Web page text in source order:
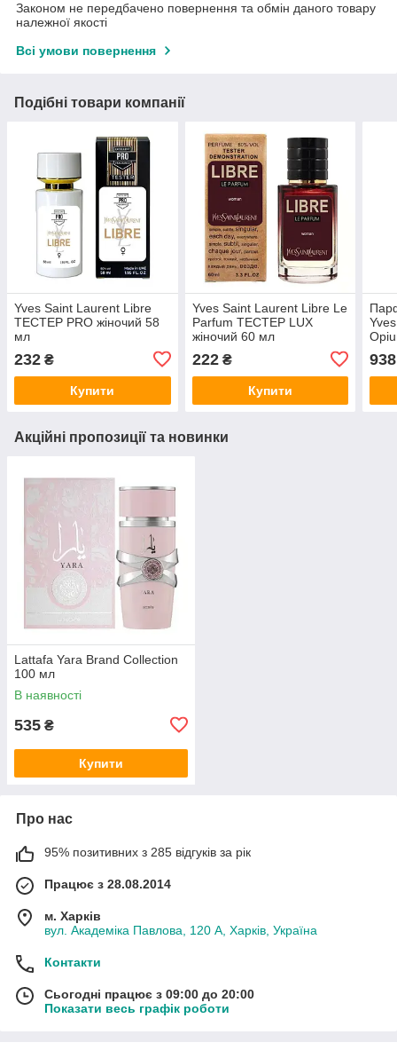
Законом не передбачено повернення та обмін даного товару
належної якості
Всі умови повернення
Подібні товари компанії
Yves Saint Laurent Libre
ТЕСТЕР PRO жіночий 58
мл
232 ₴
Купити
Yves Saint Laurent Libre Le
Parfum ТЕСТЕР LUX
жіночий 60 мл
222₴
Купити
938
Акційні пропозиції та новинки
Lattafa Yara Brand Collection
100 мл
В наявності
535 ₴
Купити
Про нас
95% позитивних з 285 відгуків за рік
Працює з 28.08.2014
м. Харків
вул. Академіка Павлова, 120 А, Харків, Україна
Контакти
Сьогодні працює з 09:00 до 20:00
Показати весь графік роботи